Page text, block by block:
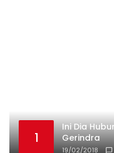
Marko Simic
Piala Presiden
19/02/2018 0